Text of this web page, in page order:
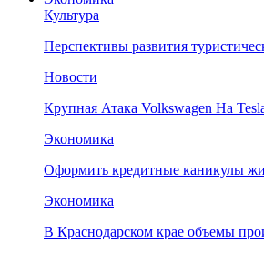
Культура
Перспективы развития
Новости
Крупная Атака Volkswagen На
Экономика
Оформить кредитные каникулы
Экономика
В Краснодарском крае объемы